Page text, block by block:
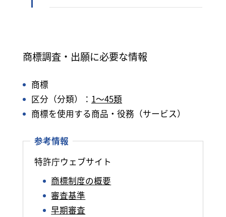
商標調査・出願に必要な情報
商標
区分（分類）： 1～45類
商標を使用する商品・役務（サービス）
参考情報
特許庁ウェブサイト
商標制度の概要
審査基準
早期審査